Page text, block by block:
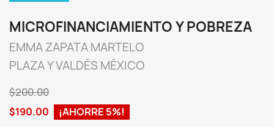
MICROFINANCIAMIENTO Y POBREZA
EMMA ZAPATA MARTELO
PLAZA Y VALDÉS MÉXICO
$200.00
$190.00
¡AHORRE 5%!